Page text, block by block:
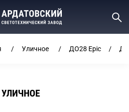
Уличное ДО28 Epic
УЛИЧНОЕ